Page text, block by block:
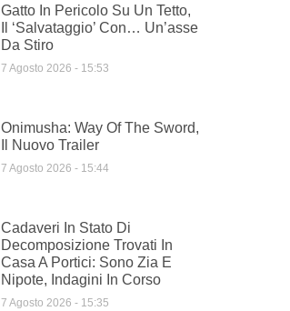
Gatto In Pericolo Su Un Tetto,
Il ‘salvataggio’ Con… Un’asse
Da Stiro
7 Agosto 2026 15:53
Onimusha: Way Of The Sword,
Il Nuovo Trailer
7 Agosto 2026 15:44
Cadaveri In Stato Di
Decomposizione Trovati In
Casa A Portici: Sono Zia E
Nipote, Indagini In Corso
7 Agosto 2026 15:35